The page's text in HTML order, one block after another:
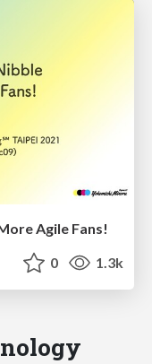
Agile Fans!
0 1.3k